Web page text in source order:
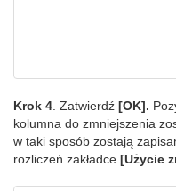
Krok 4 . Zatwierdź [OK].
kolumna do zmniejszenia
w taki sposób zostają
rozliczeń zakładce [Użycie